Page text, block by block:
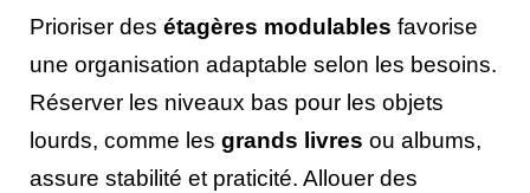
Prioriser des étagères modulables favorise
une organisation adaptable selon les besoins.
Réserver les niveaux bas pour les objets
lourds, comme les grands livres ou albums,
assure stabilité et praticité. Allouer des